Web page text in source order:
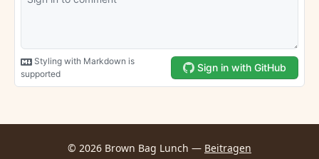
© 2026 Brown Bag Lunch — Beitragen